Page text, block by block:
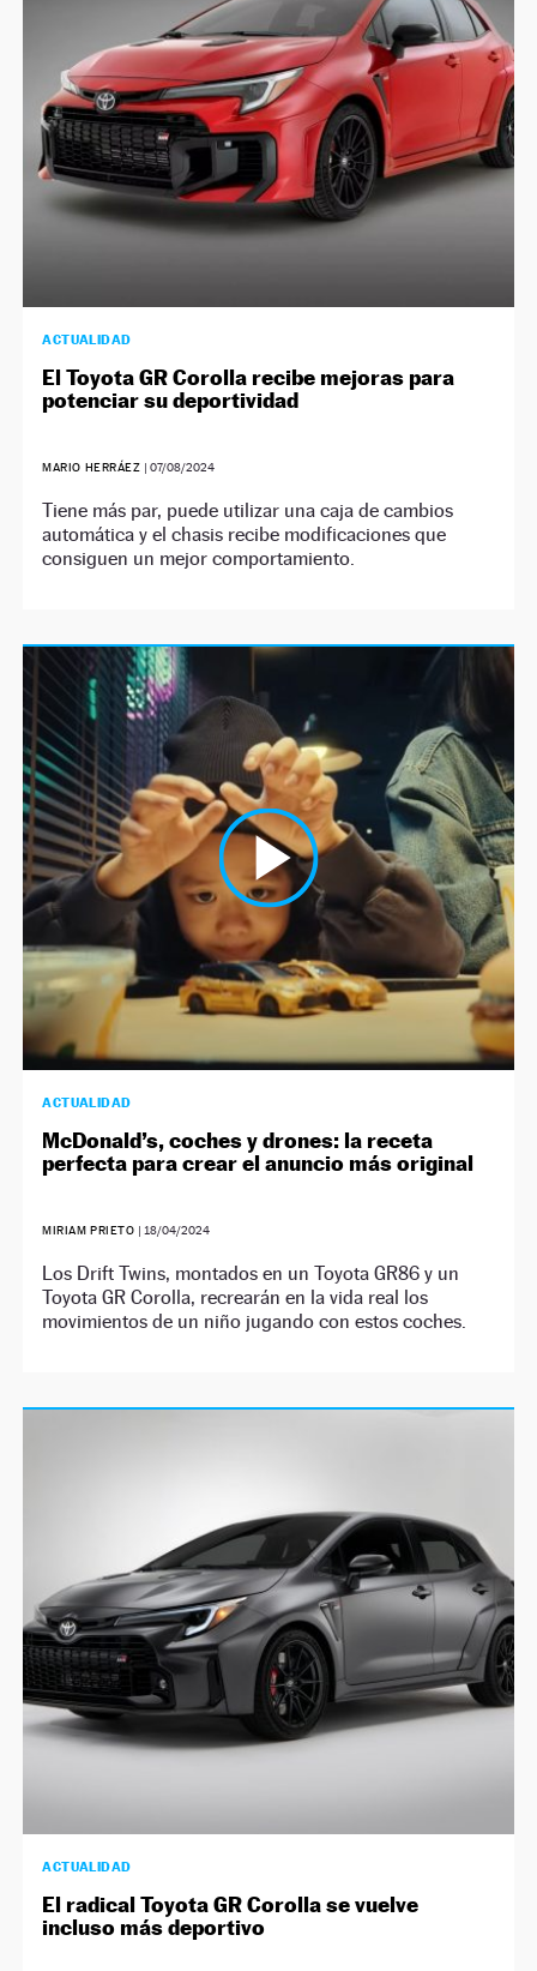
SÍGUENOS
ACTUALIDAD
El Toyota GR Corolla recibe mejoras para
potenciar su deportividad
MARIO HERRÁEZ | 07/08/2024
Tiene más par, puede utilizar una caja de cambios
automática y el chasis recibe modificaciones que
consiguen un mejor comportamiento.
ACTUALIDAD
McDonald’s, coches y drones: la receta
perfecta para crear el anuncio más original
MIRIAM PRIETO | 18/04/2024
Los Drift Twins, montados en un Toyota GR86 y un
Toyota GR Corolla, recrearán en la vida real los
movimientos de un niño jugando con estos coches.
ACTUALIDAD
El radical Toyota GR Corolla se vuelve
incluso más deportivo